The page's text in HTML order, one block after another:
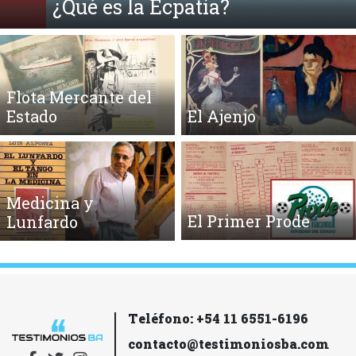
¿Qué es la Ecpatía?
Flota Mercante del
Estado
El Ajenjo
Medicina y
Lunfardo
El Primer Prode
Teléfono: +54 11 6551-6196
contacto@testimoniosba.com